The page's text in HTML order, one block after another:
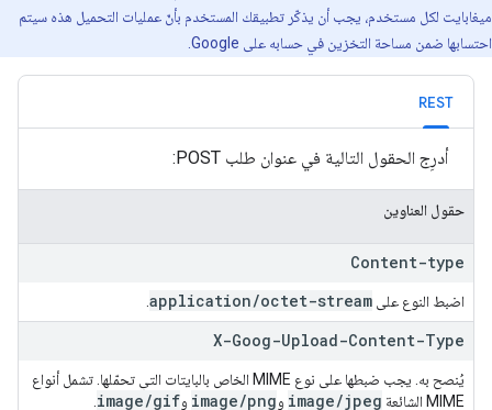
ميغابايت لكل مستخدم، يجب أن يذكّر تطبيقك المستخدم بأنّ عمليات التحميل هذه سيتم
احتسابها ضمن مساحة التخزين في حسابه على Google.
REST
أدرِج الحقول التالية في عنوان طلب POST:
حقول العناوين
Content-type
اضبط النوع على application/octet-stream
X-Goog-Upload-Content-Type
يُنصح به. يجب ضبطها على نوع MIME الخاص بالبايتات التي تحمّلها. تشمل أنواع
MIME الشائعة
image/jpeg و image/png و image/gif